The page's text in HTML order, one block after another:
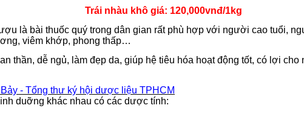
Trái nhàu khô giá: 120,000vnđ/1kg
là bài thuốc quý trong dân gian rất phù hợp với người cao tuổi,
viêm khớp, phong thấp…
thần, dễ ngủ, làm đẹp da, giúp hệ tiêu hóa hoạt động tốt, có lợi
- Tổng thư ký hội dược liệu TPHCM
duỡng khác nhau có các dược tính: